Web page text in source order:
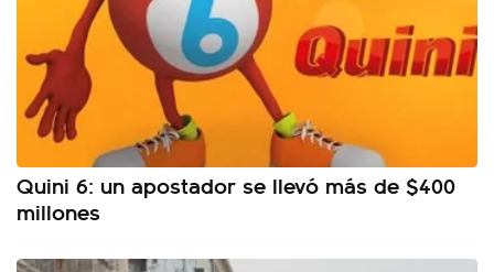
Quini 6: un apostador se llevó más de $400
millones